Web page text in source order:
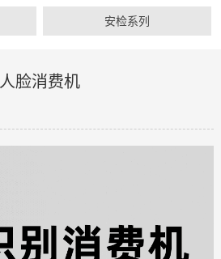
安检系列
人脸消费机